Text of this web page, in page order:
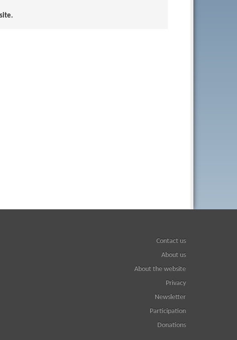
Contact us
About us
About the website
Privacy
Newsletter
Participation
Donations